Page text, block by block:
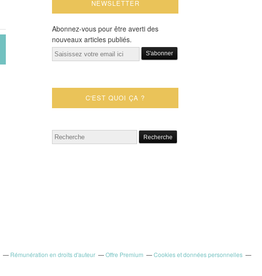
NEWSLETTER
Abonnez-vous pour être averti des
nouveaux articles publiés.
Email
C'EST QUOI ÇA ?
Rémunération en droits d'auteur Offre Premium
Cookies et données personnelles